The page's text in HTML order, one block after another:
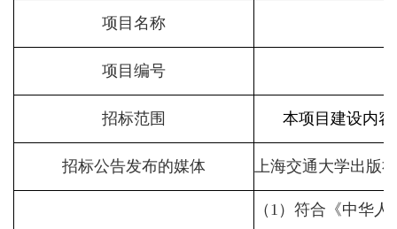
项目名称
项目编号
招标范围 本项目建设内
招标公告发布的媒体 上海交通大学出版
（ 1 ）符合《中华